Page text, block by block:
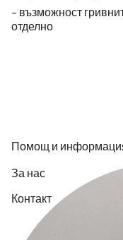
- възможност
отделно
Помощ и
За нас
Контакт
Плащане и доставка